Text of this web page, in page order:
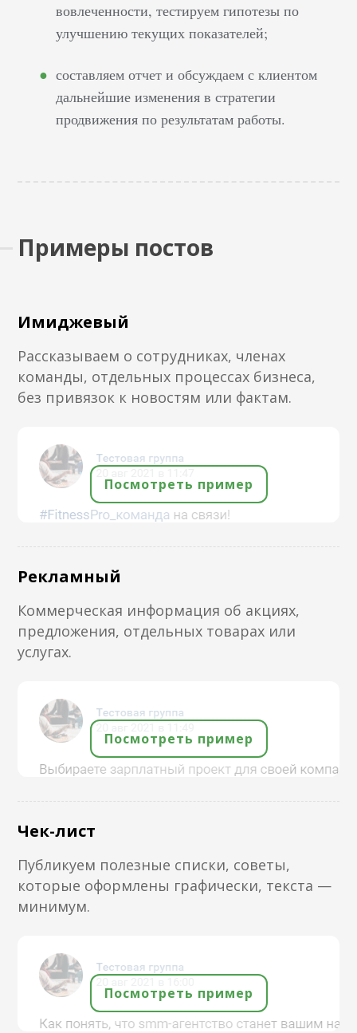
вовлеченности, тестируем гипотезы по
улучшению текущих показателей;
составляем отчет и обсуждаем с клиентом
дальнейшие изменения в стратегии
продвижения по результатам работы.
Примеры постов
Имиджевый
Рассказываем о сотрудниках, членах
команды, отдельных процессах бизнеса,
без привязок к новостям или фактам.
Посмотреть пример
Рекламный
Коммерческая информация об акциях,
предложения, отдельных товарах или
услугах.
Посмотреть пример
Чек-лист
Публикуем полезные списки, советы,
которые оформлены графически, текста —
минимум.
Посмотреть пример